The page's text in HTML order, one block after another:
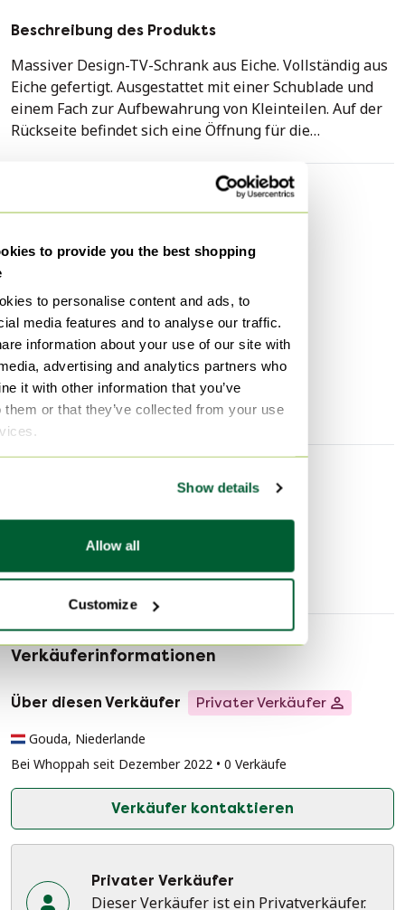
to provide you the best shopping
to personalise content and ads, to
media features and to analyse our traffic.
information about your use of our site with
advertising and analytics partners who
it with other information that you’ve
them or that they’ve collected from your use
Show details
Allow all
Customize
Beschreibung des Produkts
Massiver Design-TV-Schrank aus Eiche. Vollständig aus
Eiche gefertigt. Ausgestattet mit einer Schublade und
einem Fach zur Aufbewahrung von Kleinteilen. Auf der
Rückseite befindet sich eine Öffnung für die
Möbelstück ist brandneu. Die Abmessungen sind: Länge
1980 mm Breite 362 mm Höhe 510 mm Platz hinter der
Klappe 490x305x113 (LxBxH) Schublade ist 445x275x62
Farben
Beige
Anzahl der Artikel
1
Höhe
51 cm
Breite
198 cm
Tiefe
36 cm
Entdecken Sie mehr
Verkäuferinformationen
Über diesen Verkäufer Privater Verkäufer
Gouda, Niederlande
Bei Whoppah seit Dezember 2022 • 0 Verkäufe
Verkäufer kontaktieren
Privater Verkäufer
Dieser Verkäufer ist ein Privatverkäufer.